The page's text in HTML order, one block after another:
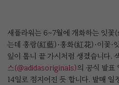
새플라워는 6~7월에 개화하는 잇
는데 홍람(紅藍)·홍화(紅花)·이꽃·
잎이 톱니 끝 가시처럼 생겼습니다.
스(@adidasoriginals)의 공식 발표
14일로 점지어진 듯 합니다. 발매 일